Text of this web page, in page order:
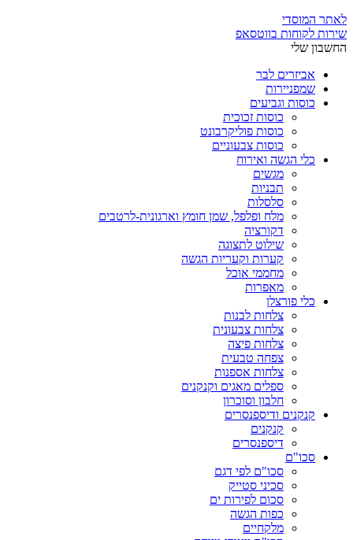
לאתר המוסדי
שירות לקוחות בווטסאפ
החשבון שלי
אביזרים לבר
שמפניירות
כוסות וגביעים
כוסות זכוכית
כוסות פוליקרבונט
כוסות צבעוניים
כלי הגשה ואירוח
מגשים
תבניות
סלסלות
מלח ופלפל, שמן חומץ וארגונית-לרטבים
דקורציה
שילוט לתצוגה
קערות וקעריות הגשה
מחממי אוכל
מאפרות
כלי פורצלן
צלחות לבנות
צלחות צבעונית
צלחות פיצה
צפחה טבעית
צלחות אספנות
ספלים מאגים וקנקנים
חלבון וסוכרון
קנקנים ודיספנסרים
קנקנים
דיספנסרים
סכו"ם
סכו"ם לפי דגם
סכיני סטייק
סכום לפירות ים
כפות הגשה
מלקחיים